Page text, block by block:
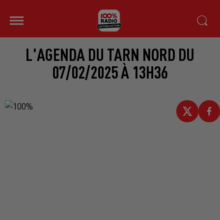
L'AGENDA DU TARN NORD DU
07/02/2025 À 13H36